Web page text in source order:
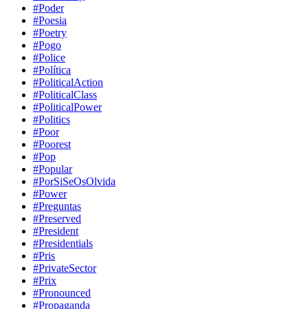
#Poder
#Poesia
#Poetry
#Pogo
#Police
#Política
#PoliticalAction
#PoliticalClass
#PoliticalPower
#Politics
#Poor
#Poorest
#Pop
#Popular
#PorSiSeOsOlvida
#Power
#Preguntas
#Preserved
#President
#Presidentials
#Pris
#PrivateSector
#Prix
#Pronounced
#Propaganda